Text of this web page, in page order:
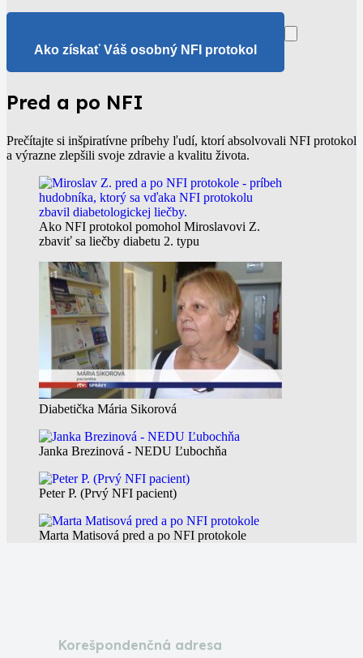
Ako získať Váš osobný NFI protokol
Pred a po NFI
Prečítajte si inšpiratívne príbehy ľudí, ktorí absolvovali NFI protokol
a výrazne zlepšili svoje zdravie a kvalitu života.
Ako NFI protokol pomohol Miroslavovi Z.
zbaviť sa liečby diabetu 2. typu
Diabetička Mária Sikorová
Janka Brezinová - NEDU Ľubochňa
Peter P. (Prvý NFI pacient)
Marta Matisová pred a po NFI protokole
Korešpondenčná adresa